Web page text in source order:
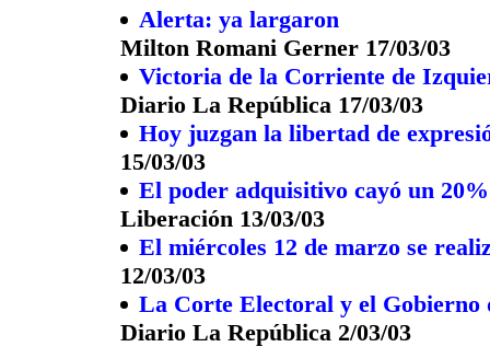
Alerta: ya largaron
Milton Romani Gerner 17/03/03
Victoria de la Corriente de
Diario La República 17/03/03
Hoy juzgan la libertad de
15/03/03
El poder adquisitivo cayó un 20%
Liberación 13/03/03
El miércoles 12 de marzo se
12/03/03
La Corte Electoral y el Gobierno
Diario La República 2/03/03